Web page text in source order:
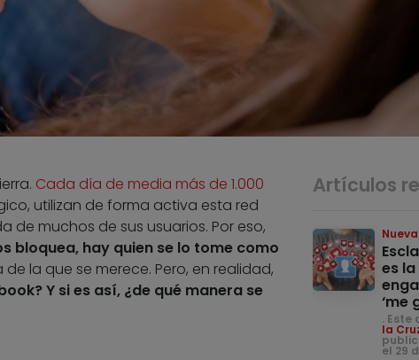
Cada día de media más de 1.000
utilizan de forma activa esta red
de muchos de sus usuarios. Por eso,
bloquea, hay quien se lo tome como
la que se merece. Pero, en realidad,
Y si es así, ¿de qué manera se
Artículos
es
‘me
.
la
el 29